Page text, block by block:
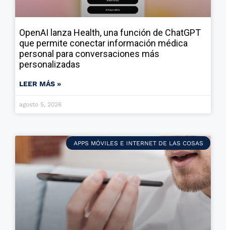
OpenAI lanza Health, una función de ChatGPT
que permite conectar información médica
personal para conversaciones más
personalizadas
LEER MÁS »
agosto 5, 2026
APPS MÓVILES E INTERNET DE LAS COSAS